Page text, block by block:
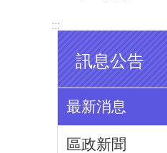
:::
訊息公告
最新消息
區政新聞